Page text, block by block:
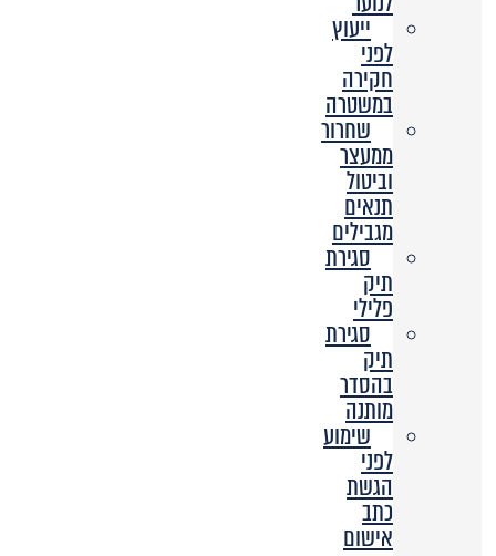
ייעוץ
לפני
חקירה
במשטרה
שחרור
ממעצר
וביטול
תנאים
מגבילים
סגירת
תיק
פלילי
סגירת
תיק
בהסדר
מותנה
שימוע
לפני
הגשת
כתב
אישום